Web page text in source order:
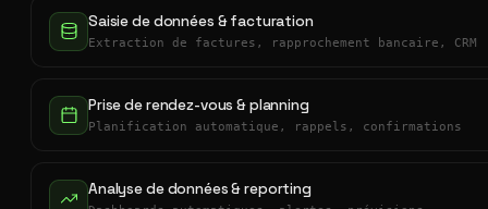
Saisie de données & facturation
Extraction de factures, rapprochement bancaire, CRM
Prise de rendez-vous & planning
Planification automatique, rappels, confirmations
Analyse de données & reporting